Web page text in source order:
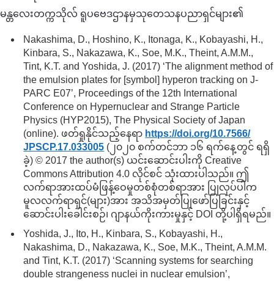
မန္တလေးတက္ကသိုလ် ရူပဗေဒဌာနမှသုတေသနပညာရှင်များ၏
Nakashima, D., Hoshino, K., Itonaga, K., Kobayashi, H.,
Kinbara, S., Nakazawa, K., Soe, M.K., Theint, A.M.M.,
Tint, K.T. and Yoshida, J. (2017) ‘The alignment method of
the emulsion plates for [symbol] hyperon tracking on J-
PARC E07’, Proceedings of the 12th International
Conference on Hypernuclear and Strange Particle
Physics (HYP2015), The Physical Society of Japan
(online). ဖတ်ရှုနိုင်သည့်နေရာ https://doi.org/10.7566/
JPSCP.17.033005 (၂၀၂၀ စက်တင်ဘာ ၁၆ ရက်နေ့တွင် ရရှိ
ခဲ့) © 2017 the author(s) ယင်းဆောင်းပါးကို Creative
Commons Attribution 4.0 လိုင်စင် သုံးထားပါသည်။ ဤ
လက်ရာအားထပ်မံဖြန့်ဝေမှုတစ်စုံတစ်ရာအား ပြုလုပ်ပါက
မူလလက်ရာရှင်(များ)အား အသိအမှတ်ပြုဖော်ပြခြင်းနှင့်
ဆောင်းပါးခေါင်းစဉ်၊ ဂျာနယ်ကိုးကားမှုနှင့် DOI တို့ပါရှိရမည်။
Yoshida, J., Ito, H., Kinbara, S., Kobayashi, H.,
Nakashima, D., Nakazawa, K., Soe, M.K., Theint, A.M.M.
and Tint, K.T. (2017) ‘Scanning systems for searching
double strangeness nuclei in nuclear emulsion’,